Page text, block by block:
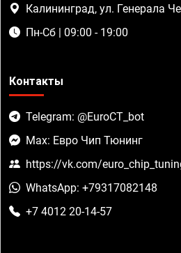
Калининград, ул. Генерала
Пн-Сб | 09:00 - 19:00
Контакты
Telegram: @EuroCT_bot
Max: Евро Чип Тюнинг
https://vk.com/
WhatsApp: +79317082148
+7 4012 20-14-57